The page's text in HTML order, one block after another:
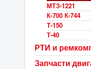
МТЗ-1221
К-700 К-744
Т-150
Т-40
РТИ и
Запчасти